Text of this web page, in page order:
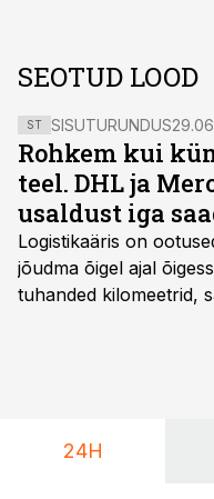
SEOTUD LOOD
ST SISUTURUNDUS
Rohkem kui
teel. DHL ja
usaldust iga
Logistikaäris on
jõudma õigel ajal
tuhanded kilomeetrid,
24H